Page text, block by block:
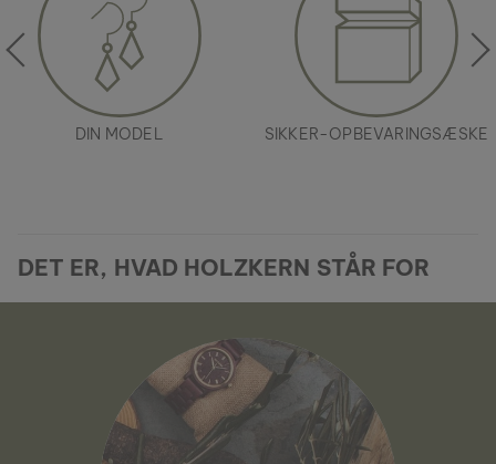
DIN MODEL SIKKER-OPBEVARINGSÆSKE
DET ER, HVAD HOLZKERN STÅR FOR